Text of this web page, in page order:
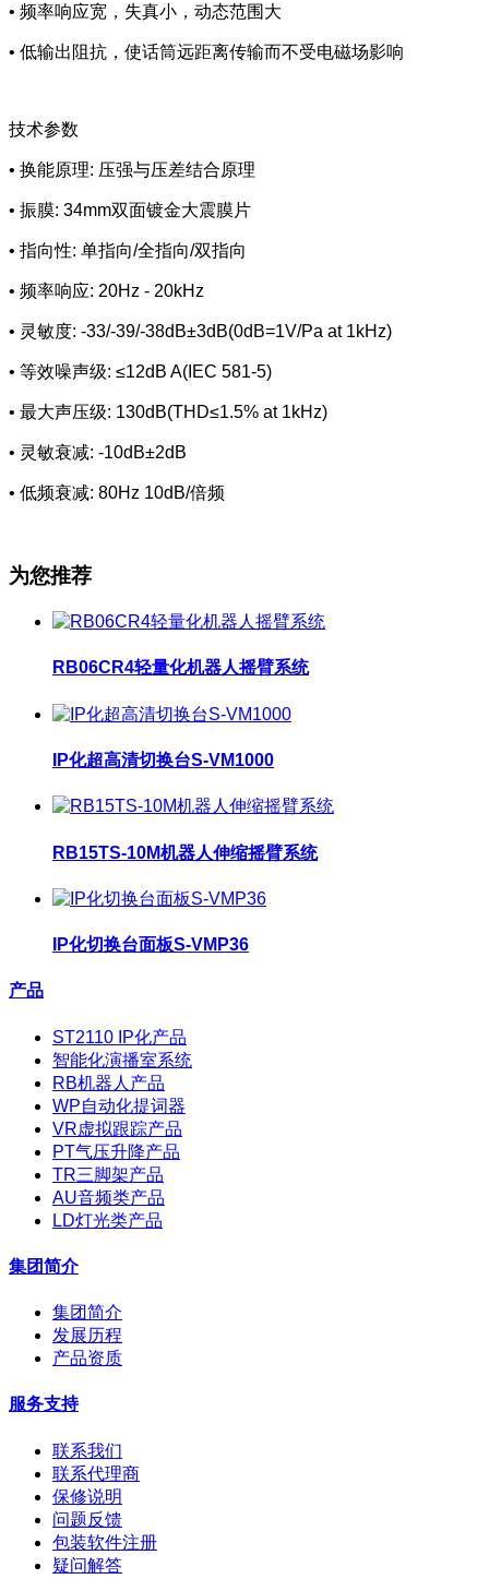
• 频率响应宽，失真小，动态范围大
• 低输出阻抗，使话筒远距离传输而不受电磁场影响
技术参数
• 换能原理: 压强与压差结合原理
• 振膜: 34mm双面镀金大震膜片
• 指向性: 单指向/全指向/双指向
• 频率响应: 20Hz - 20kHz
• 灵敏度: -33/-39/-38dB±3dB(0dB=1V/Pa at 1kHz)
• 等效噪声级: ≤12dB A(IEC 581-5)
• 最大声压级: 130dB(THD≤1.5% at 1kHz)
• 灵敏衰减: -10dB±2dB
• 低频衰减: 80Hz 10dB/倍频
为您推荐
RB06CR4轻量化机器人摇臂系统
IP化超高清切换台S-VM1000
RB15TS-10M机器人伸缩摇臂系统
IP化切换台面板S-VMP36
产品
ST2110 IP化产品
智能化演播室系统
RB机器人产品
WP自动化提词器
VR虚拟跟踪产品
PT气压升降产品
TR三脚架产品
AU音频类产品
LD灯光类产品
集团简介
集团简介
发展历程
产品资质
服务支持
联系我们
联系代理商
保修说明
问题反馈
包装软件注册
疑问解答